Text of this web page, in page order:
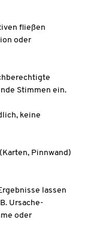
fließen
oder
Stimmen ein.
keine
Pinnwand)
lassen
Ursache-
oder